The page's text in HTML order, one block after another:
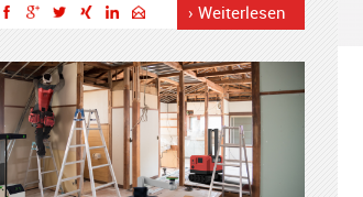
› Weiterlesen